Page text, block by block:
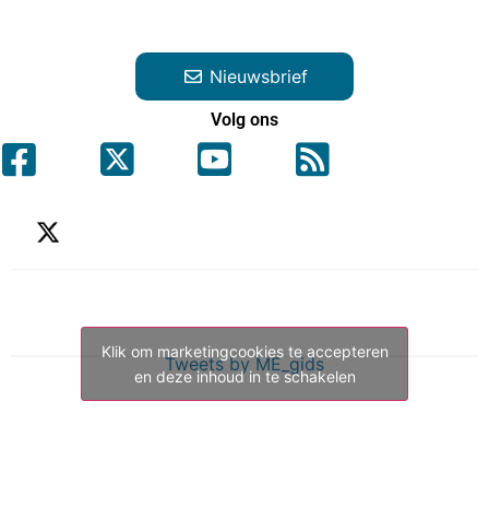
Nieuwsbrief
Volg ons
Tweets by ME_gids
Klik om marketingcookies te accepteren
en deze inhoud in te schakelen